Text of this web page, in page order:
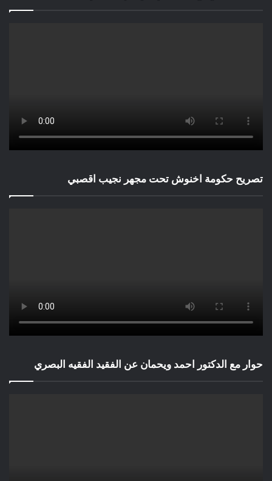
تصريح حكومة اخنوش تحت مجهر نجيب اقصبي
حوار مع الدكتور احمد ويحمان عن الفقيد الفقيه البصري